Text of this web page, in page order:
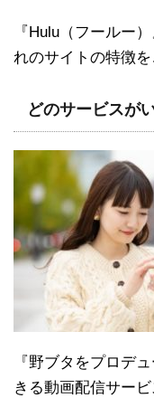
『Hulu（フールー
れのサイトの特徴を
どのサービスが
『野ブタをプロデ
きる動画配信サー